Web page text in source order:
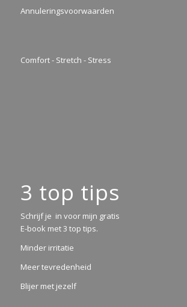
Annuleringsvoorwaarden
Comfort - Stretch - Stress
3 top tips
Schrijf je in voor mijn gratis
E-book met 3 top tips.
Minder irritatie
Meer tevredenheid
Blijer met jezelf